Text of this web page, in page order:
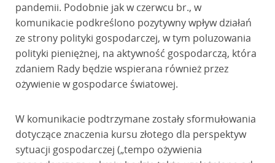
pandemii. Podobnie jak w czerwcu br., w
komunikacie podkreślono pozytywny wpływ działań
ze strony polityki gospodarczej, w tym poluzowania
polityki pieniężnej, na aktywność gospodarczą, która
zdaniem Rady będzie wspierana również przez
ożywienie w gospodarce światowej.
W komunikacie podtrzymane zostały sformułowania
dotyczące znaczenia kursu złotego dla perspektyw
sytuacji gospodarczej („tempo ożywienia